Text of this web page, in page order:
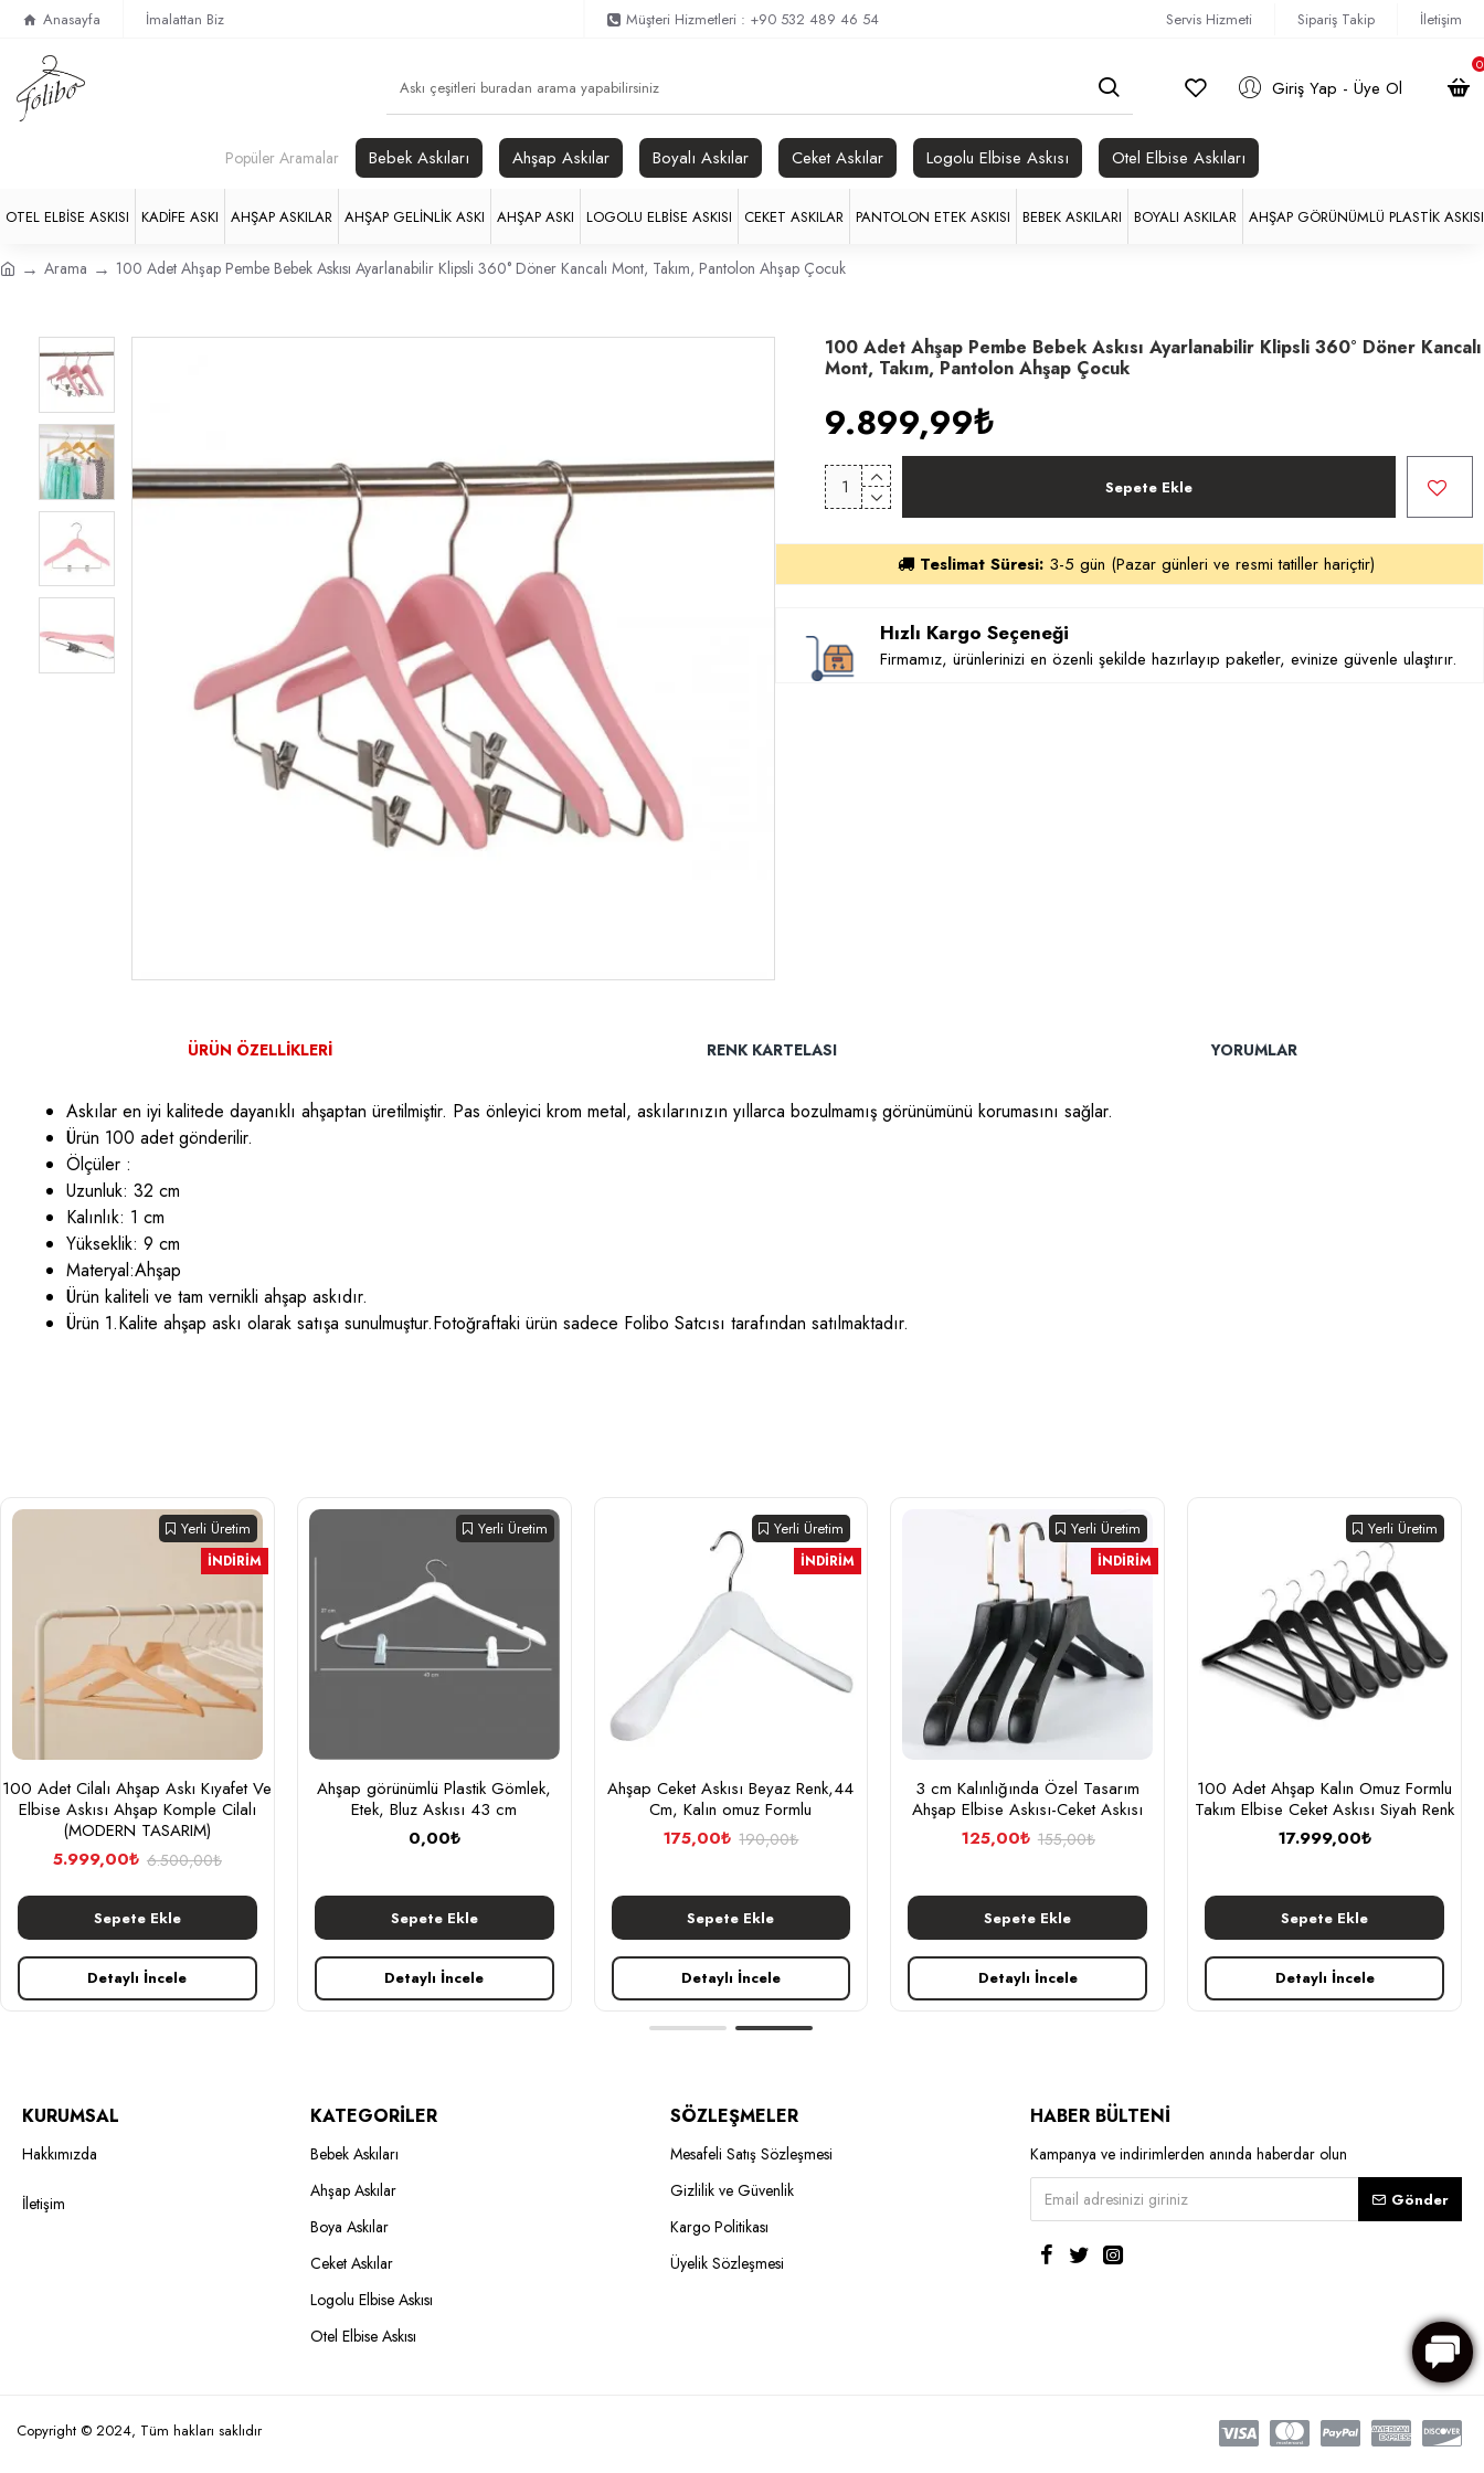
Anasayfa İmalattan Biz Müşteri Hizmetleri : +90 532 489 46 54 Servis Hizmeti Sipariş Takip İletişim
Giriş Yap - Üye Ol
0
Popüler Aramalar Bebek Askıları Ahşap Askılar Boyalı Askılar Ceket Askılar Logolu Elbise Askısı Otel Elbise Askıları
OTEL ELBISE ASKISI KADIFE ASKI AHŞAP ASKILAR AHŞAP GELINLIK ASKI AHŞAP ASKI LOGOLU ELBISE ASKISI CEKET ASKILAR PANTOLON ETEK ASKISI BEBEK ASKILARI BOYALI ASKILAR AHŞAP GÖRÜNÜMLÜ PLASTIK ASKISI
Arama 100 Adet Ahşap Pembe Bebek Askısı Ayarlanabilir Klipsli 360° Döner Kancalı Mont, Takım, Pantolon Ahşap Çocuk
100 Adet Ahşap Pembe Bebek Askısı Ayarlanabilir Klipsli 360° Döner Kancalı
Mont, Takım, Pantolon Ahşap Çocuk
9.899,99₺
Sepete Ekle
Teslimat Süresi: 3-5 gün (Pazar günleri ve resmi tatiller hariçtir)
Hızlı Kargo Seçeneği
Firmamız, ürünlerinizi en özenli şekilde hazırlayıp paketler, evinize güvenle ulaştırır.
ÜRÜN ÖZELLIKLERI RENK KARTELASI YORUMLAR
Askılar en iyi kalitede dayanıklı ahşaptan üretilmiştir. Pas önleyici krom metal, askılarınızın yıllarca bozulmamış görünümünü korumasını sağlar.
Ürün 100 adet gönderilir.
Ölçüler :
Uzunluk: 32 cm
Kalınlık: 1 cm
Yükseklik: 9 cm
Materyal:Ahşap
Ürün kaliteli ve tam vernikli ahşap askıdır.
Ürün 1.Kalite ahşap askı olarak satışa sunulmuştur.Fotoğraftaki ürün sadece Folibo Satcısı tarafından satılmaktadır.
Yerli Üretim
İNDIRIM
100 Adet Cilalı Ahşap Askı Kıyafet Ve
Elbise Askısı Ahşap Komple Cilalı
(MODERN TASARIM)
5.999,00₺ 6.500,00₺
Sepete Ekle
Detaylı İncele
Yerli Üretim
Ahşap görünümlü Plastik Gömlek,
Etek, Bluz Askısı 43 cm
0,00₺
Sepete Ekle
Detaylı İncele
Yerli Üretim
İNDIRIM
Ahşap Ceket Askısı Beyaz Renk,44
Cm, Kalın omuz Formlu
175,00₺ 190,00₺
Sepete Ekle
Detaylı İncele
Yerli Üretim
İNDIRIM
3 cm Kalınlığında Özel Tasarım
Ahşap Elbise Askısı-Ceket Askısı
125,00₺ 155,00₺
Sepete Ekle
Detaylı İncele
Yerli Üretim
100 Adet Ahşap Kalın Omuz Formlu
Takım Elbise Ceket Askısı Siyah Renk
17.999,00₺
Sepete Ekle
Detaylı İncele
KURUMSAL
Hakkımızda
İletişim
KATEGORİLER
Bebek Askıları
Ahşap Askılar
Boya Askılar
Ceket Askılar
Logolu Elbise Askısı
Otel Elbise Askısı
SÖZLEŞMELER
Mesafeli Satış Sözleşmesi
Gizlilik ve Güvenlik
Kargo Politikası
Üyelik Sözleşmesi
HABER BÜLTENİ
Kampanya ve indirimlerden anında haberdar olun
Gönder
Copyright © 2024, Tüm hakları saklıdır